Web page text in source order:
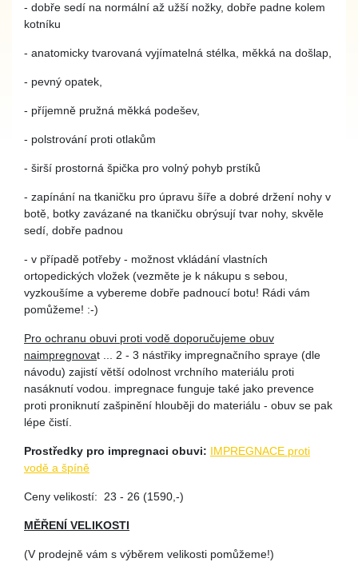
- dobře sedí na normální až užší nožky, dobře padne kolem
kotníku
- anatomicky tvarovaná vyjímatelná stélka, měkká na došlap,
- pevný opatek,
- příjemně pružná měkká podešev,
- polstrování proti otlakům
- širší prostorná špička pro volný pohyb prstíků
- zapínání na tkaničku pro úpravu šíře a dobré držení nohy v
botě, botky zavázané na tkaničku obrýsují tvar nohy, skvěle
sedí, dobře padnou
- v případě potřeby - možnost vkládání vlastních
ortopedických vložek (vezměte je k nákupu s sebou,
vyzkoušíme a vybereme dobře padnoucí botu! Rádi vám
pomůžeme! :-)
Pro ochranu obuvi proti vodě doporučujeme obuv
naimpregnovat ... 2 - 3 nástřiky impregnačního spraye (dle
návodu) zajistí větší odolnost vrchního materiálu proti
nasáknutí vodou. impregnace funguje také jako prevence
proti proniknutí zašpinění hlouběji do materiálu - obuv se pak
lépe čistí.
Prostředky pro impregnaci obuvi: IMPREGNACE proti
vodě a špíně
Ceny velikostí: 23 - 26 (1590,-)
MĚŘENÍ VELIKOSTI
(V prodejně vám s výběrem velikosti pomůžeme!)